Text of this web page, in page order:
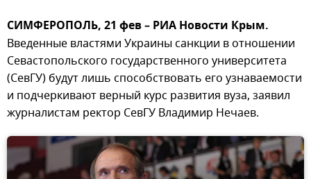
СИМФЕРОПОЛЬ, 21 фев – РИА Новости Крым.
Введенные властями Украины санкции в отношении
Севастопольского государственного университета
(СевГУ) будут лишь способствовать его узнаваемости
и подчеркивают верный курс развития вуза, заявил
журналистам ректор СевГУ Владимир Нечаев.